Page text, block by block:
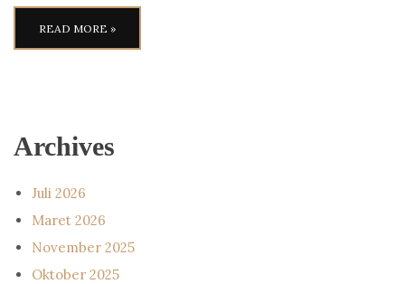
READ MORE »
Archives
Juli 2026
Maret 2026
November 2025
Oktober 2025